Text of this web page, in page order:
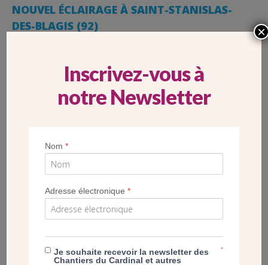
NOUVEL ÉCLAIRAGE À SAINT-STANISLAS-
DES-BLAGIS (92)
Inscrivez-vous à
notre Newsletter
Nom*
Adresse électronique*
Je souhaite recevoir la newsletter des
Chantiers du Cardinal et autres
*
×